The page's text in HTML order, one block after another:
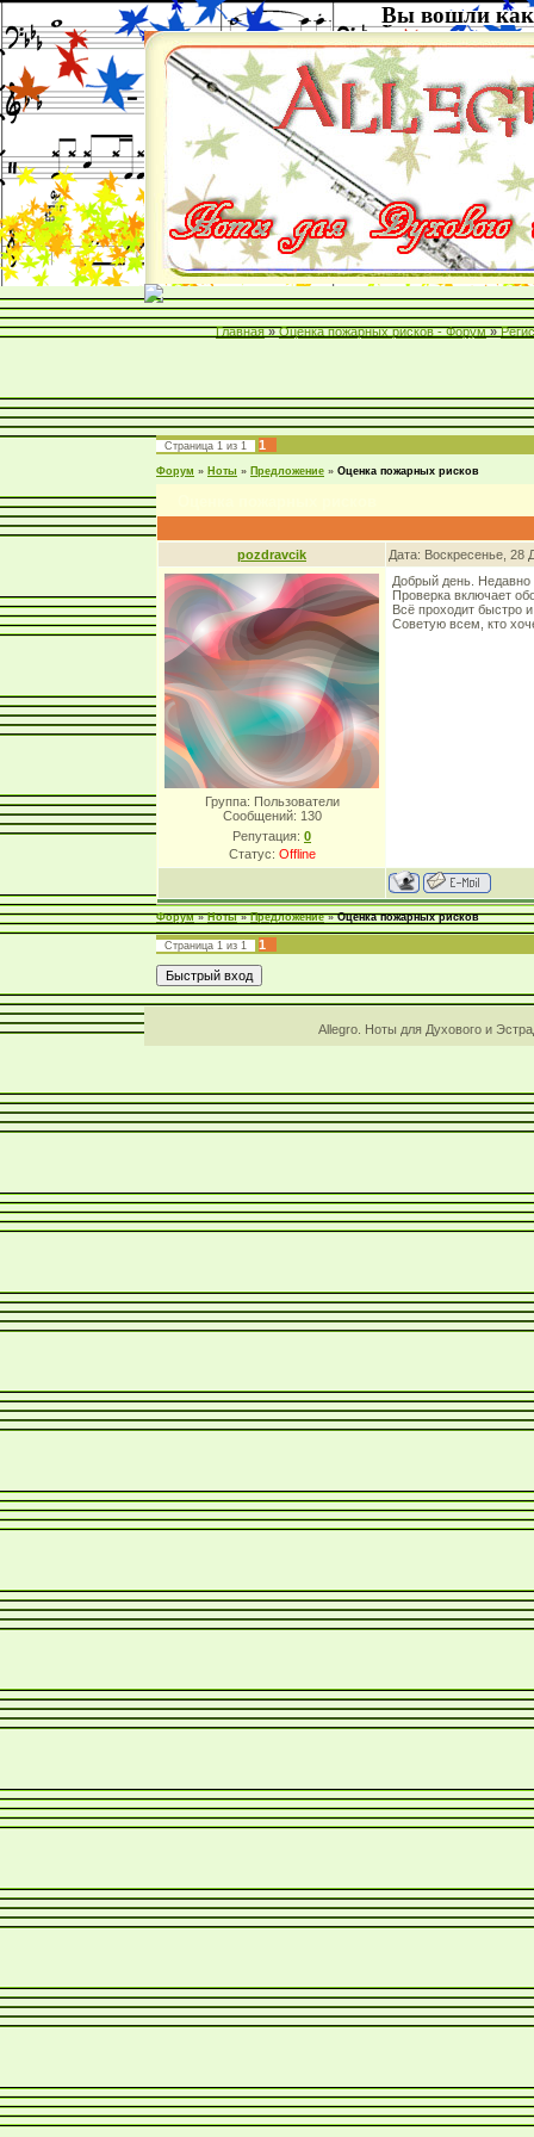
Вы вошли как
Главная » Оценка пожарных рисков - Форум »
Страница 1 из 1 1
Форум » Ноты » Предложение » Оценка пожарных рисков
pozdravcik Дата: Воскресенье,
Группа: Пользователи
Сообщений: 130
Репутация: 0
Статус: Offline
Добрый день.
Проверка включает
Всё проходит быстро
Советую всем, кто
Форум » Ноты » Предложение » Оценка пожарных рисков
Страница 1 из 1 1
Allegro. Ноты для Духового и